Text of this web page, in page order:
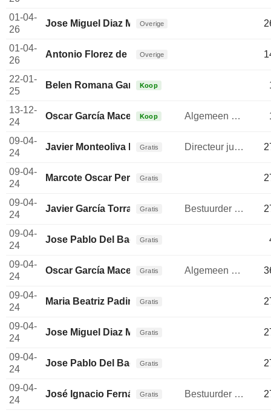
01-04-
26
Jose Miguel Diaz Miranda
Overige
01-04-
26
Antonio Florez de la Fuente
Overige
22-01-
25
Belen Romana GarciaKoop
13-12-
24
Oscar García MaceirasKoop Algemeen directeur
09-04-
24
Javier Monteoliva DíazGratis Directeur juridische afdeling
09-04-
24
Marcote Oscar PerezGratis
09-04-
24
Javier García TorralboGratis Bestuurder / senior manager
09-04-
24
Jose Pablo Del Bado Rivas
Gratis
09-04-
24
Oscar García MaceirasGratis Algemeen directeur
09-04-
24
Maria Beatriz Padin Santos
Gratis
09-04-
24
Jose Miguel Diaz Miranda
Gratis
09-04-
24
Jose Pablo Del Bado Rivas
Gratis
09-04-
24
José Ignacio Fernández
Gratis Bestuurder / senior manager